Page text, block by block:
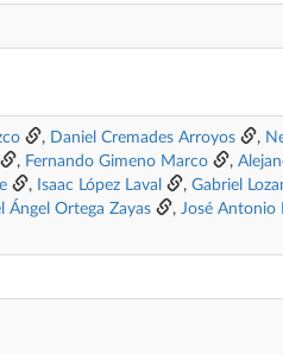
, Daniel Cremades Arroyos ,
, Fernando Gimeno Marco ,
, Isaac López Laval , Gabriel
Ángel Ortega Zayas , José Antonio